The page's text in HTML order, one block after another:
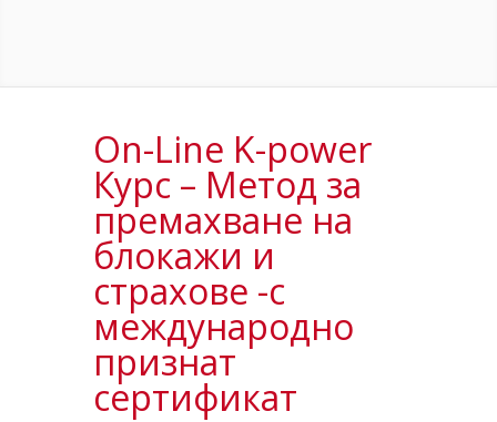
On-Line K-power
Курс – Метод за
премахване на
блокажи и
страхове -с
международно
признат
сертификат